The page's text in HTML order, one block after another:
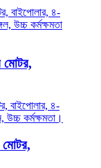
মোটর,
মোটর,